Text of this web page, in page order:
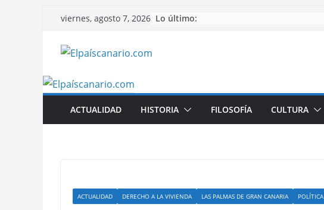
Saltar
contenido
viernes, agosto 7, 2026 Lo último:
ACTUALIDAD HISTORIA FILOSOFÍA CULTURA
ACTUALIDAD DERECHO A LA VIVIENDA LAS PALMAS DE GRAN CANARIA POLÍTICA